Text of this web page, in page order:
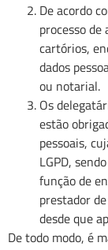
De acordo
processo
cartórios,
dados
ou notarial.
Os
estão
pessoais,
LGPD,
função de
prestador
desde que
De todo modo, é